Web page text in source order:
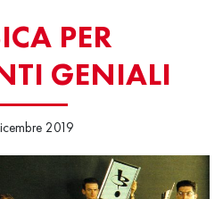
PER
GENIALI
2019